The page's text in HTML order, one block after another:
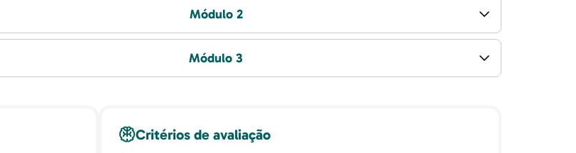
Módulo 2
Módulo 3
Critérios de avaliação